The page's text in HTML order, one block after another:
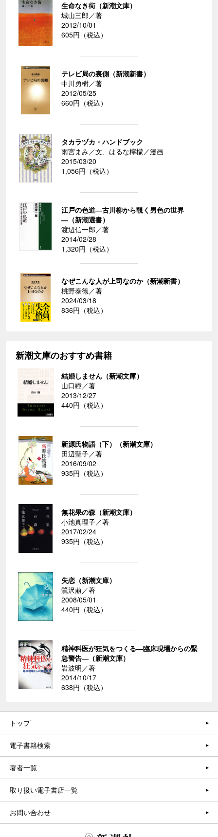
生命なき街（新潮文庫）
城山三郎／著
2012/10/01
605円（税込）
テレビ局の裏側（新潮新書）
中川勇樹／著
2012/05/25
660円（税込）
タカラヅカ・ハンドブック
雨宮まみ／文、はるな檸檬／漫画
2015/03/20
1,056円（税込）
江戸の色道―古川柳から覗く男色の世界
―（新潮選書）
渡辺信一郎／著
2014/02/28
1,320円（税込）
なぜこんな人が上司なのか（新潮新書）
桃野泰徳／著
2024/03/18
836円（税込）
新潮文庫のおすすめ書籍
結婚しません（新潮文庫）
山口瞳／著
2013/12/27
440円（税込）
新源氏物語（下）（新潮文庫）
田辺聖子／著
2016/09/02
935円（税込）
無花果の森（新潮文庫）
小池真理子／著
2017/02/24
935円（税込）
失恋（新潮文庫）
鷺沢萠／著
2008/05/01
440円（税込）
精神科医が狂気をつくる―臨床現場からの緊
急警告―（新潮文庫）
岩波明／著
2014/10/17
638円（税込）
トップ
電子書籍検索
著者一覧
取り扱い電子書店一覧
お問い合わせ